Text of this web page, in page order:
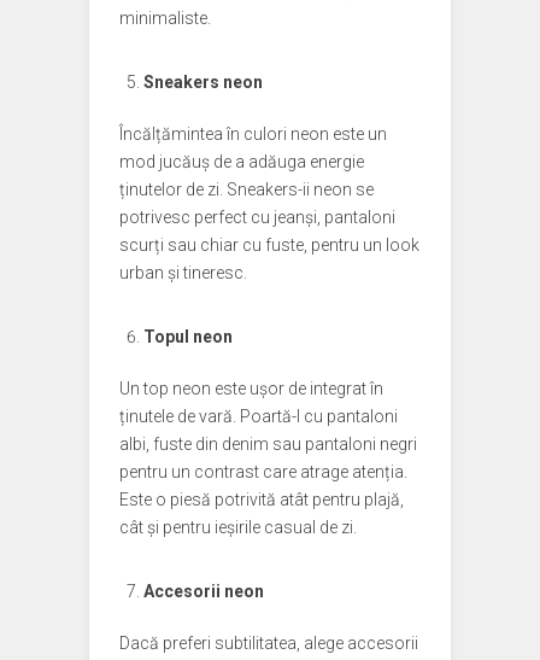
minimaliste.
Sneakers neon
Încălțămintea în culori neon este un
mod jucăuș de a adăuga energie
ținutelor de zi. Sneakers-ii neon se
potrivesc perfect cu jeanși, pantaloni
scurți sau chiar cu fuste, pentru un look
urban și tineresc.
Topul neon
Un top neon este ușor de integrat în
ținutele de vară. Poartă-l cu pantaloni
albi, fuste din denim sau pantaloni negri
pentru un contrast care atrage atenția.
Este o piesă potrivită atât pentru plajă,
cât și pentru ieșirile casual de zi.
Accesorii neon
Dacă preferi subtilitatea, alege accesorii